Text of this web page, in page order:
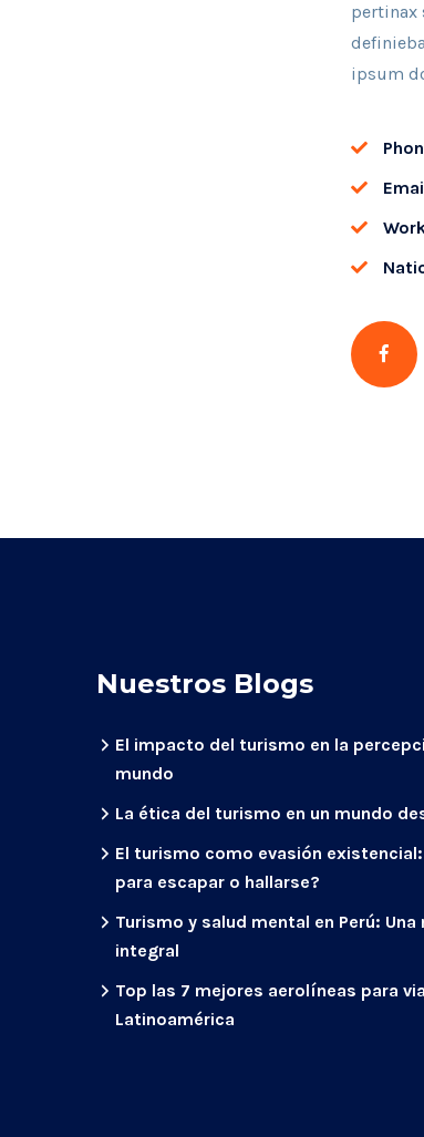
pertinax
ipsum
Nuestros Blogs
El impacto del turismo en la
mundo
La ética del turismo en un mundo
El turismo como evasión
para escapar o hallarse?
Turismo y salud mental en Perú: Una
integral
Top las 7 mejores aerolíneas para
Latinoamérica